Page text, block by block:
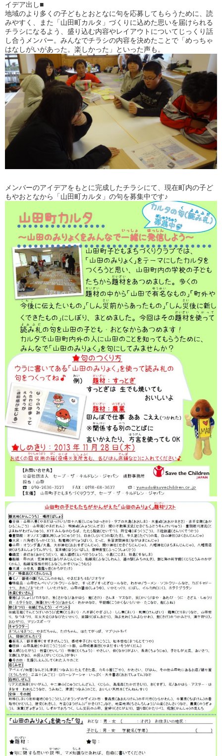
イデア出し■
地域のより多くの子どもとおとなに句を応募してもらうために、読
みやすく、また「山田町カルタ」づくりに込めた思いを届けられる
チラシになるよう、盛り込む内容やレイアウトについてじっくり話
し合うメンバー。みんなでチラシの内容を決めたことで「めっちゃ
はなしがいがあった。楽しかった」といった声も。
メンバーのアイデアをもとに完成したチラシにて、現在町内の子ど
もやおとなから「山田町カルタ」の句を募集中です♪